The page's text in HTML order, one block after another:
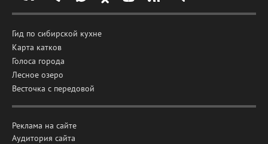
Гид по сибирской кухне
Карта катков
Голоса города
Лесное озеро
Весточка с передовой
Реклама на сайте
Аудитория сайта